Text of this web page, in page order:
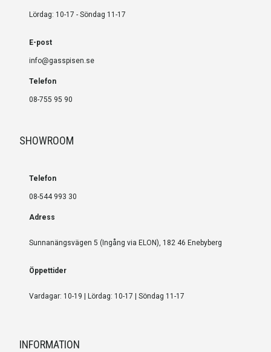
Lördag: 10-17 - Söndag 11-17
E-post
info@gasspisen.se
Telefon
08-755 95 90
SHOWROOM
Telefon
08-544 993 30
Adress
Sunnanängsvägen 5 (Ingång via ELON), 182 46 Enebyberg
Öppettider
Vardagar: 10-19 | Lördag: 10-17 | Söndag 11-17
INFORMATION